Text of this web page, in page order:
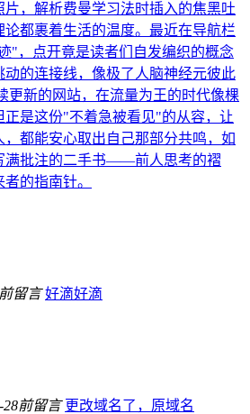
片，解析费曼学习法时插入的焦黑吐
论都裹着生活的温度。最近在导航栏
"，点开竟是读者们自发编织的概念
动的连接线，像极了人脑神经元彼此
更新的网站，在流量为王的时代像棵
正是这份"不着急被看见"的从容，让
都能安心取出自己那部分共鸣，如
满批注的二手书——前人思考的褶
的指南针。
留言 好滴好滴
28前留言 更改域名了，原域名